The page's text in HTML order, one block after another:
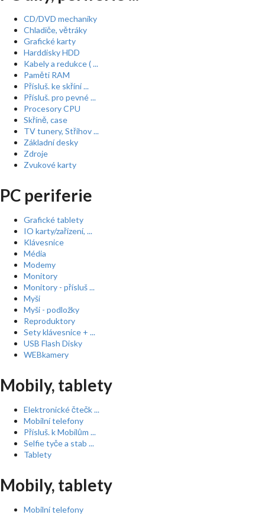
CD/DVD mechaniky
Chladiče, větráky
Grafické karty
Harddisky HDD
Kabely a redukce ( ...
Paměti RAM
Přísluš. ke skříní ...
Přísluš. pro pevné ...
Procesory CPU
Skříně, case
TV tunery, Střihov ...
Základní desky
Zdroje
Zvukové karty
PC periferie
Grafické tablety
IO karty/zařízení, ...
Klávesnice
Média
Modemy
Monitory
Monitory - přísluš ...
Myši
Myši - podložky
Reproduktory
Sety klávesnice + ...
USB Flash Disky
WEBkamery
Mobily, tablety
Elektronické čtečk ...
Mobilní telefony
Přísluš. k Mobilům ...
Selfie tyče a stab ...
Tablety
Mobily, tablety
Mobilní telefony